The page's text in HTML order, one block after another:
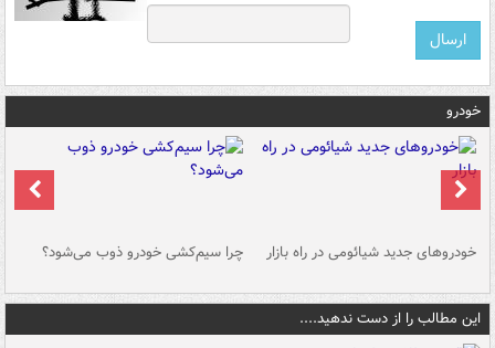
خودرو
خودروهای جدید شیائومی در راه بازار چرا سیم‌کشی خودرو ذوب می‌شود؟
این مطالب را از دست ندهید....